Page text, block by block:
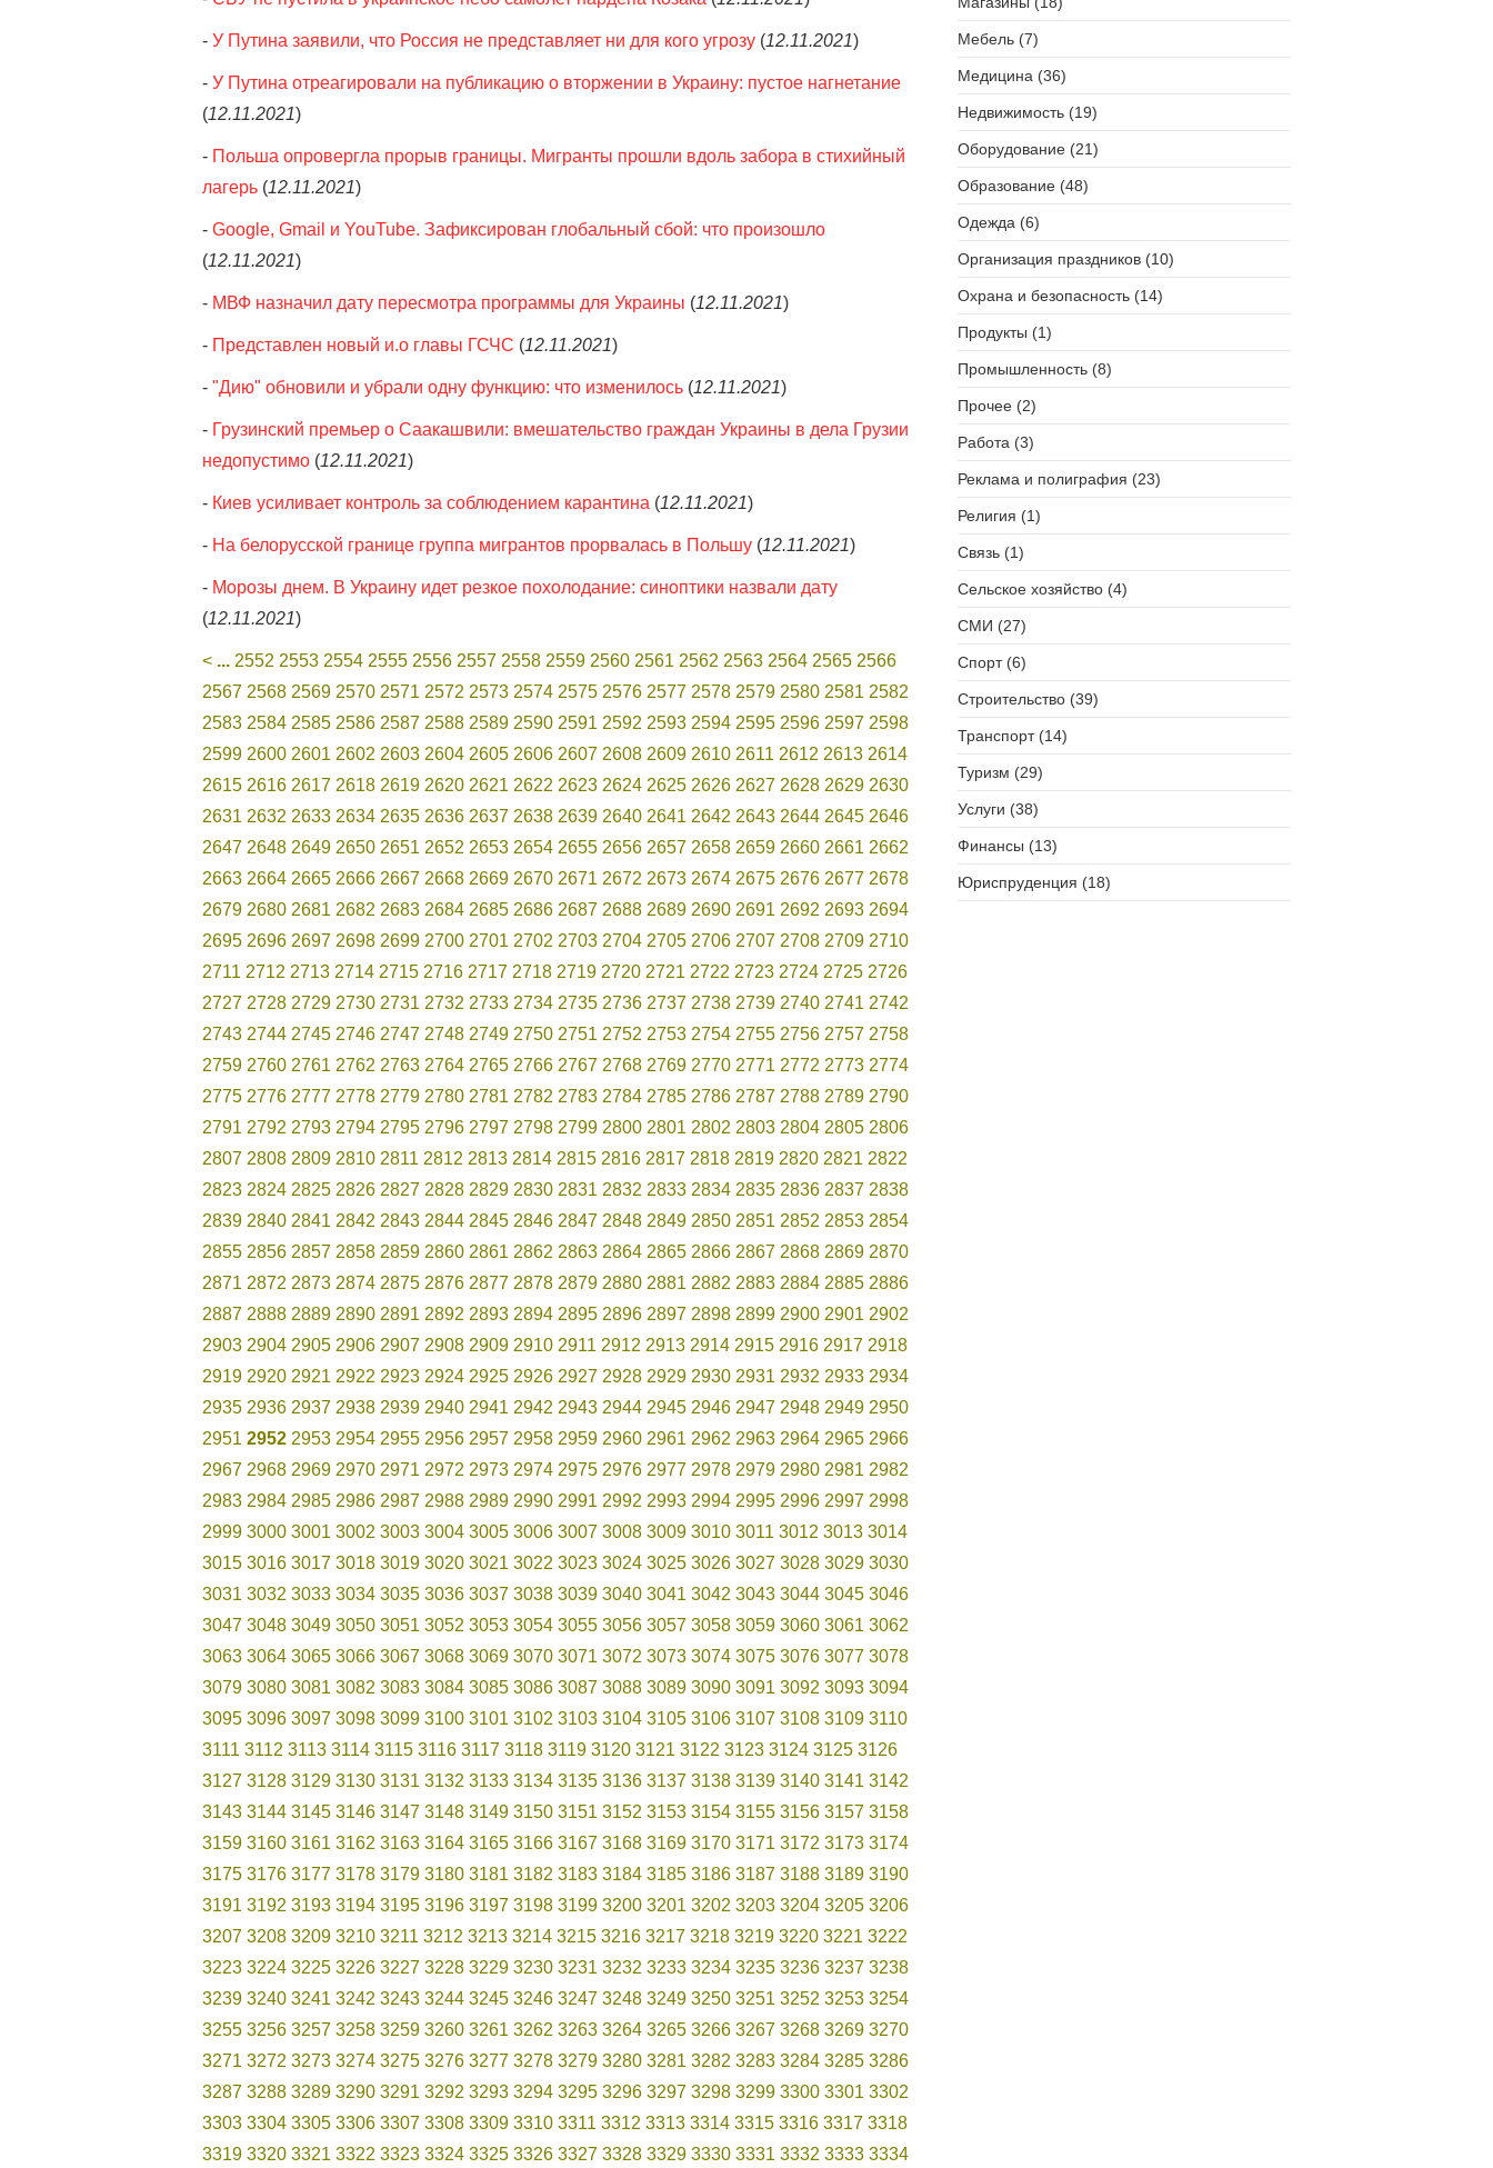
- У Путина заявили, что Россия не представляет ни для кого угрозу (12.11.2021)
- У Путина отреагировали на публикацию о вторжении в Украину: пустое нагнетание
(12.11.2021)
- Польша опровергла прорыв границы. Мигранты прошли вдоль забора в стихийный
лагерь (12.11.2021)
- Google, Gmail и YouTube. Зафиксирован глобальный сбой: что произошло
(12.11.2021)
- МВФ назначил дату пересмотра программы для Украины (12.11.2021)
- Представлен новый и.о главы ГСЧС (12.11.2021)
- "Дию" обновили и убрали одну функцию: что изменилось (12.11.2021)
- Грузинский премьер о Саакашвили: вмешательство граждан Украины в дела Грузии
недопустимо (12.11.2021)
- Киев усиливает контроль за соблюдением карантина (12.11.2021)
- На белорусской границе группа мигрантов прорвалась в Польшу (12.11.2021)
- Морозы днем. В Украину идет резкое похолодание: синоптики назвали дату
(12.11.2021)
< ... 2552 2553 2554 2555 2556 2557 2558 2559 2560 2561 2562 2563 2564 2565 2566
2567 2568 2569 2570 2571 2572 2573 2574 2575 2576 2577 2578 2579 2580 2581 2582
2583 2584 2585 2586 2587 2588 2589 2590 2591 2592 2593 2594 2595 2596 2597 2598
2599 2600 2601 2602 2603 2604 2605 2606 2607 2608 2609 2610 2611 2612 2613 2614
2615 2616 2617 2618 2619 2620 2621 2622 2623 2624 2625 2626 2627 2628 2629 2630
2631 2632 2633 2634 2635 2636 2637 2638 2639 2640 2641 2642 2643 2644 2645 2646
2647 2648 2649 2650 2651 2652 2653 2654 2655 2656 2657 2658 2659 2660 2661 2662
2663 2664 2665 2666 2667 2668 2669 2670 2671 2672 2673 2674 2675 2676 2677 2678
2679 2680 2681 2682 2683 2684 2685 2686 2687 2688 2689 2690 2691 2692 2693 2694
2695 2696 2697 2698 2699 2700 2701 2702 2703 2704 2705 2706 2707 2708 2709 2710
2711 2712 2713 2714 2715 2716 2717 2718 2719 2720 2721 2722 2723 2724 2725 2726
2727 2728 2729 2730 2731 2732 2733 2734 2735 2736 2737 2738 2739 2740 2741 2742
2743 2744 2745 2746 2747 2748 2749 2750 2751 2752 2753 2754 2755 2756 2757 2758
2759 2760 2761 2762 2763 2764 2765 2766 2767 2768 2769 2770 2771 2772 2773 2774
2775 2776 2777 2778 2779 2780 2781 2782 2783 2784 2785 2786 2787 2788 2789 2790
2791 2792 2793 2794 2795 2796 2797 2798 2799 2800 2801 2802 2803 2804 2805 2806
2807 2808 2809 2810 2811 2812 2813 2814 2815 2816 2817 2818 2819 2820 2821 2822
2823 2824 2825 2826 2827 2828 2829 2830 2831 2832 2833 2834 2835 2836 2837 2838
2839 2840 2841 2842 2843 2844 2845 2846 2847 2848 2849 2850 2851 2852 2853 2854
2855 2856 2857 2858 2859 2860 2861 2862 2863 2864 2865 2866 2867 2868 2869 2870
2871 2872 2873 2874 2875 2876 2877 2878 2879 2880 2881 2882 2883 2884 2885 2886
2887 2888 2889 2890 2891 2892 2893 2894 2895 2896 2897 2898 2899 2900 2901 2902
2903 2904 2905 2906 2907 2908 2909 2910 2911 2912 2913 2914 2915 2916 2917 2918
2919 2920 2921 2922 2923 2924 2925 2926 2927 2928 2929 2930 2931 2932 2933 2934
2935 2936 2937 2938 2939 2940 2941 2942 2943 2944 2945 2946 2947 2948 2949 2950
2951 2952 2953 2954 2955 2956 2957 2958 2959 2960 2961 2962 2963 2964 2965 2966
2967 2968 2969 2970 2971 2972 2973 2974 2975 2976 2977 2978 2979 2980 2981 2982
2983 2984 2985 2986 2987 2988 2989 2990 2991 2992 2993 2994 2995 2996 2997 2998
2999 3000 3001 3002 3003 3004 3005 3006 3007 3008 3009 3010 3011 3012 3013 3014
3015 3016 3017 3018 3019 3020 3021 3022 3023 3024 3025 3026 3027 3028 3029 3030
3031 3032 3033 3034 3035 3036 3037 3038 3039 3040 3041 3042 3043 3044 3045 3046
3047 3048 3049 3050 3051 3052 3053 3054 3055 3056 3057 3058 3059 3060 3061 3062
3063 3064 3065 3066 3067 3068 3069 3070 3071 3072 3073 3074 3075 3076 3077 3078
3079 3080 3081 3082 3083 3084 3085 3086 3087 3088 3089 3090 3091 3092 3093 3094
3095 3096 3097 3098 3099 3100 3101 3102 3103 3104 3105 3106 3107 3108 3109 3110
3111 3112 3113 3114 3115 3116 3117 3118 3119 3120 3121 3122 3123 3124 3125 3126
3127 3128 3129 3130 3131 3132 3133 3134 3135 3136 3137 3138 3139 3140 3141 3142
3143 3144 3145 3146 3147 3148 3149 3150 3151 3152 3153 3154 3155 3156 3157 3158
3159 3160 3161 3162 3163 3164 3165 3166 3167 3168 3169 3170 3171 3172 3173 3174
3175 3176 3177 3178 3179 3180 3181 3182 3183 3184 3185 3186 3187 3188 3189 3190
3191 3192 3193 3194 3195 3196 3197 3198 3199 3200 3201 3202 3203 3204 3205 3206
3207 3208 3209 3210 3211 3212 3213 3214 3215 3216 3217 3218 3219 3220 3221 3222
3223 3224 3225 3226 3227 3228 3229 3230 3231 3232 3233 3234 3235 3236 3237 3238
3239 3240 3241 3242 3243 3244 3245 3246 3247 3248 3249 3250 3251 3252 3253 3254
3255 3256 3257 3258 3259 3260 3261 3262 3263 3264 3265 3266 3267 3268 3269 3270
3271 3272 3273 3274 3275 3276 3277 3278 3279 3280 3281 3282 3283 3284 3285 3286
3287 3288 3289 3290 3291 3292 3293 3294 3295 3296 3297 3298 3299 3300 3301 3302
3303 3304 3305 3306 3307 3308 3309 3310 3311 3312 3313 3314 3315 3316 3317 3318
3319 3320 3321 3322 3323 3324 3325 3326 3327 3328 3329 3330 3331 3332 3333 3334
Мебель (7)
Медицина (36)
Недвижимость (19)
Оборудование (21)
Образование (48)
Одежда (6)
Организация праздников (10)
Охрана и безопасность (14)
Продукты (1)
Промышленность (8)
Прочее (2)
Работа (3)
Реклама и полиграфия (23)
Религия (1)
Связь (1)
Сельское хозяйство (4)
СМИ (27)
Спорт (6)
Строительство (39)
Транспорт (14)
Туризм (29)
Услуги (38)
Финансы (13)
Юриспруденция (18)